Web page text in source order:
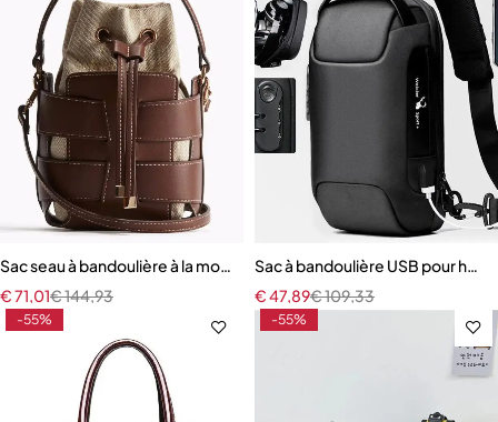
Sac seau à bandoulière à la mode sacs à main ajourés au Design de
€144,93
€71,01
Sac à bandoulière USB pour
€109,33
€47,89
-55% -55%